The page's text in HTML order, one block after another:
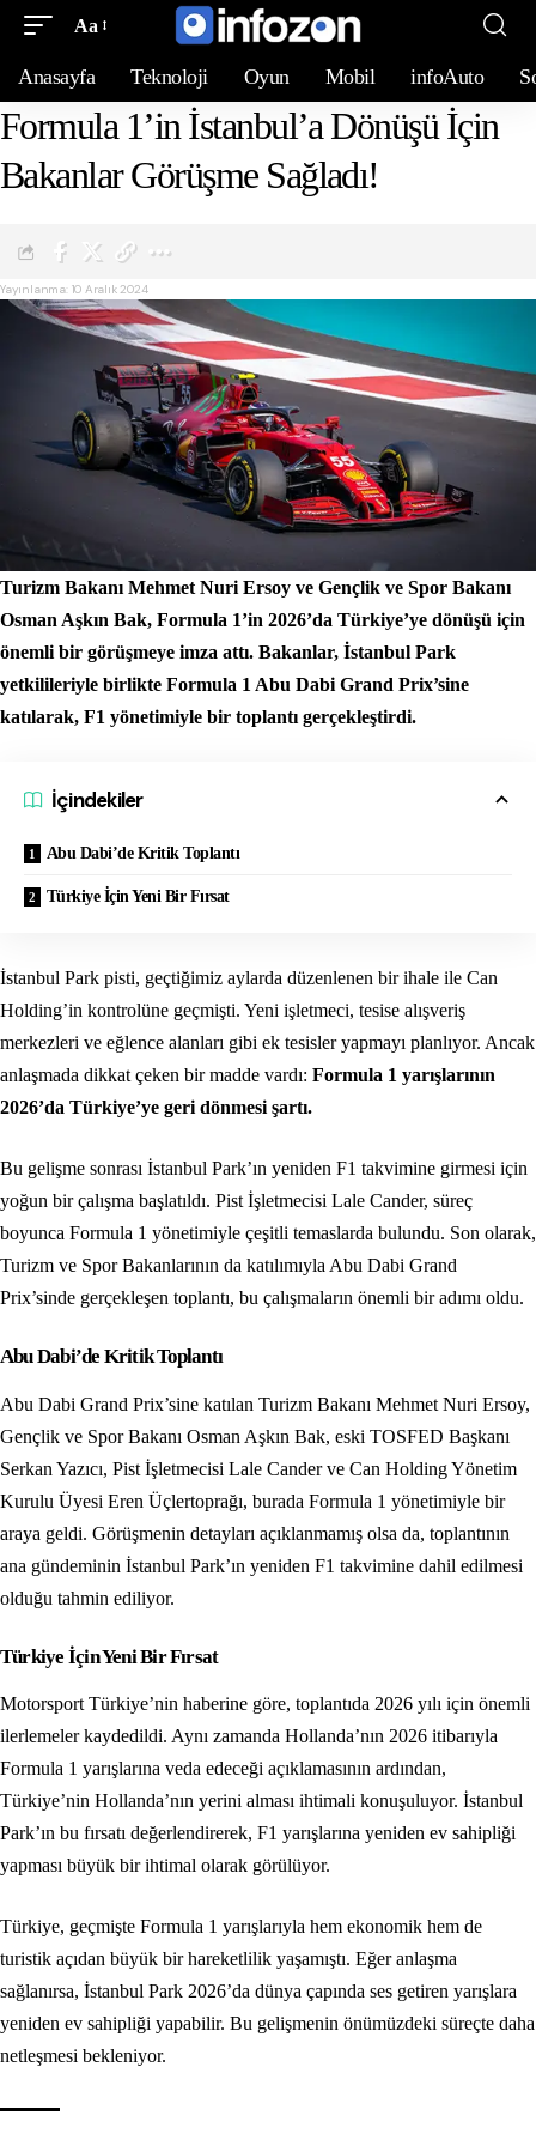
Aa
Anasayfa Teknoloji Oyun Mobil infoAuto
Formula 1’in İstanbul’a Dönüşü İçin
Bakanlar Görüşme Sağladı!
Yayınlanma: 10 Aralık 2024
Turizm Bakanı Mehmet Nuri Ersoy ve Gençlik ve Spor Bakanı
Osman Aşkın Bak, Formula 1’in 2026’da Türkiye’ye dönüşü için
önemli bir görüşmeye imza attı. Bakanlar, İstanbul Park
yetkilileriyle birlikte Formula 1 Abu Dabi Grand Prix’sine
katılarak, F1 yönetimiyle bir toplantı gerçekleştirdi.
İçindekiler
Abu Dabi’de Kritik Toplantı
Türkiye İçin Yeni Bir Fırsat
İstanbul Park pisti, geçtiğimiz aylarda düzenlenen bir ihale ile Can
Holding’in kontrolüne geçmişti. Yeni işletmeci, tesise alışveriş
merkezleri ve eğlence alanları gibi ek tesisler yapmayı planlıyor. Ancak
anlaşmada dikkat çeken bir madde vardı: Formula 1 yarışlarının
2026’da Türkiye’ye geri dönmesi şartı.
Bu gelişme sonrası İstanbul Park’ın yeniden F1 takvimine girmesi için
yoğun bir çalışma başlatıldı. Pist İşletmecisi Lale Cander, süreç
boyunca Formula 1 yönetimiyle çeşitli temaslarda bulundu. Son olarak,
Turizm ve Spor Bakanlarının da katılımıyla Abu Dabi Grand
Prix’sinde gerçekleşen toplantı, bu çalışmaların önemli bir adımı oldu.
Abu Dabi’de Kritik Toplantı
Abu Dabi Grand Prix’sine katılan Turizm Bakanı Mehmet Nuri Ersoy,
Gençlik ve Spor Bakanı Osman Aşkın Bak, eski TOSFED Başkanı
Serkan Yazıcı, Pist İşletmecisi Lale Cander ve Can Holding Yönetim
Kurulu Üyesi Eren Üçlertoprağı, burada Formula 1 yönetimiyle bir
araya geldi. Görüşmenin detayları açıklanmamış olsa da, toplantının
ana gündeminin İstanbul Park’ın yeniden F1 takvimine dahil edilmesi
olduğu tahmin ediliyor.
Türkiye İçin Yeni Bir Fırsat
Motorsport Türkiye’nin haberine göre, toplantıda 2026 yılı için önemli
ilerlemeler kaydedildi. Aynı zamanda Hollanda’nın 2026 itibarıyla
Formula 1 yarışlarına veda edeceği açıklamasının ardından,
Türkiye’nin Hollanda’nın yerini alması ihtimali konuşuluyor. İstanbul
Park’ın bu fırsatı değerlendirerek, F1 yarışlarına yeniden ev sahipliği
yapması büyük bir ihtimal olarak görülüyor.
Türkiye, geçmişte Formula 1 yarışlarıyla hem ekonomik hem de
turistik açıdan büyük bir hareketlilik yaşamıştı. Eğer anlaşma
sağlanırsa, İstanbul Park 2026’da dünya çapında ses getiren yarışlara
yeniden ev sahipliği yapabilir. Bu gelişmenin önümüzdeki süreçte daha
netleşmesi bekleniyor.